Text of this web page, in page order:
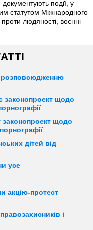
події, у
статутом Міжнародного
людяності, воєнні
розповсюдженню
законопроект щодо
законопроект щодо
дітей від
усе
акцію-протест
і